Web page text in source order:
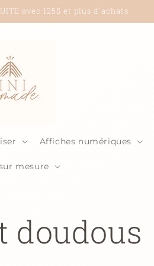
de 5$ seulement!
Affiches numériques
mesure
doudous